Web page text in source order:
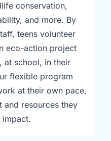
conservation,
and more. By
teens volunteer
eco-action project
at school, in their
flexible program
at their own pace,
and resources they
impact.